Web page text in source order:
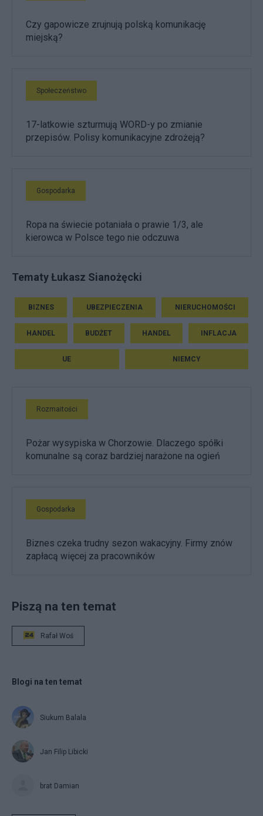
Czy gapowicze zrujnują polską komunikację
miejską?
Społeczeństwo
17-latkowie szturmują WORD-y po zmianie
przepisów. Polisy komunikacyjne zdrożeją?
Gospodarka
Ropa na świecie potaniała o prawie 1/3, ale
kierowca w Polsce tego nie odczuwa
Tematy Łukasz Sianożęcki
BIZNES UBEZPIECZENIA NIERUCHOMOŚCI
HANDEL BUDŻET HANDEL INFLACJA
UE NIEMCY
Rozmaitości
Pożar wysypiska w Chorzowie. Dlaczego spółki
komunalne są coraz bardziej narażone na ogień
Gospodarka
Biznes czeka trudny sezon wakacyjny. Firmy znów
zapłacą więcej za pracowników
Piszą na ten temat
Rafał Woś
Blogi na ten temat
Siukum Balala
Jan Filip Libicki
brat Damian